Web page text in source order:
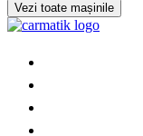
Vezi toate mașinile